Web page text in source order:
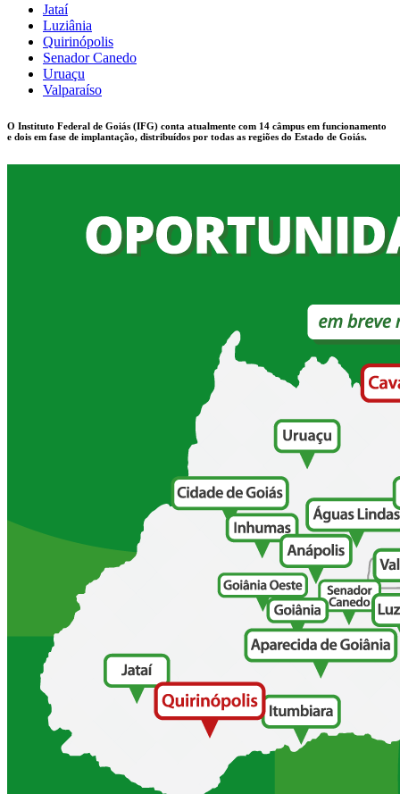
Jataí
Luziânia
Quirinópolis
Senador Canedo
Uruaçu
Valparaíso
O Instituto Federal de Goiás (IFG) conta atualmente com 14 câmpus em funcionamento
e dois em fase de implantação, distribuídos por todas as regiões do Estado de Goiás.